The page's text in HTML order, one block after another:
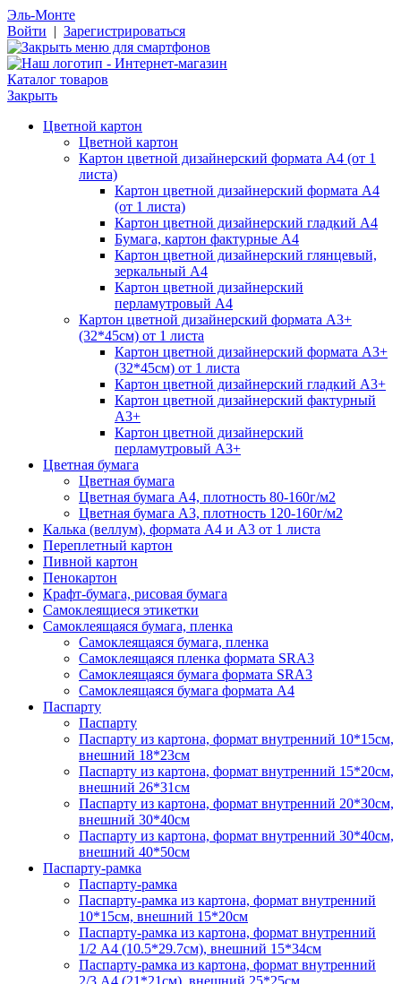
Эль-Монте
Войти | Зарегистрироваться
Каталог товаров
Закрыть
Цветной картон
Цветной картон
Картон цветной дизайнерский формата А4 (от 1
листа)
Картон цветной дизайнерский формата А4
(от 1 листа)
Картон цветной дизайнерский гладкий А4
Бумага, картон фактурные А4
Картон цветной дизайнерский глянцевый,
зеркальный А4
Картон цветной дизайнерский
перламутровый А4
Картон цветной дизайнерский формата А3+
(32*45см) от 1 листа
Картон цветной дизайнерский формата А3+
(32*45см) от 1 листа
Картон цветной дизайнерский гладкий А3+
Картон цветной дизайнерский фактурный
А3+
Картон цветной дизайнерский
перламутровый А3+
Цветная бумага
Цветная бумага
Цветная бумага А4, плотность 80-160г/м2
Цветная бумага А3, плотность 120-160г/м2
Калька (веллум), формата А4 и А3 от 1 листа
Переплетный картон
Пивной картон
Пенокартон
Крафт-бумага, рисовая бумага
Самоклеящиеся этикетки
Самоклеящаяся бумага, пленка
Самоклеящаяся бумага, пленка
Самоклеящаяся пленка формата SRА3
Самоклеящаяся бумага формата SRА3
Самоклеящаяся бумага формата А4
Паспарту
Паспарту
Паспарту из картона, формат внутренний 10*15см,
внешний 18*23см
Паспарту из картона, формат внутренний 15*20см,
внешний 26*31см
Паспарту из картона, формат внутренний 20*30см,
внешний 30*40см
Паспарту из картона, формат внутренний 30*40см,
внешний 40*50см
Паспарту-рамка
Паспарту-рамка
Паспарту-рамка из картона, формат внутренний
10*15см, внешний 15*20см
Паспарту-рамка из картона, формат внутренний
1/2 А4 (10.5*29.7см), внешний 15*34см
Паспарту-рамка из картона, формат внутренний
2/3 А4 (21*21см), внешний 25*25см